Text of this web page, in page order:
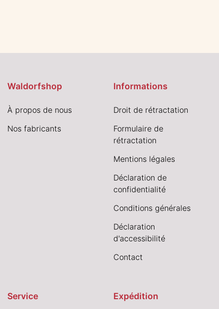
Waldorfshop
À propos de nous
Nos fabricants
Informations
Droit de rétractation
Formulaire de
rétractation
Mentions légales
Déclaration de
confidentialité
Conditions générales
Déclaration
d'accessibilité
Contact
Service Expédition